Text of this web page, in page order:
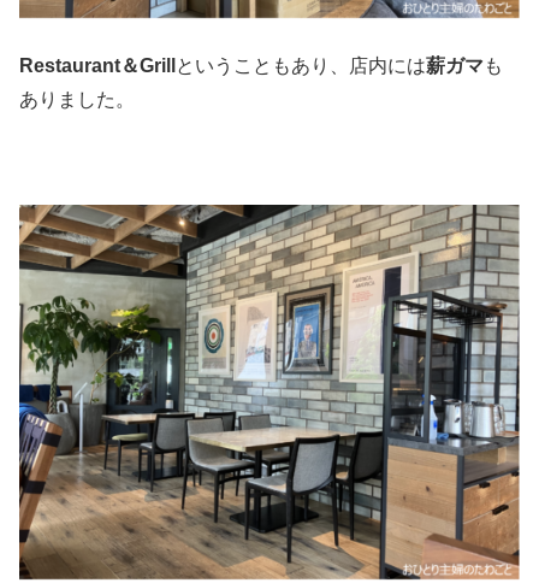
Restaurant＆Grill ということもあり、店内には薪ガマ も
ありました。